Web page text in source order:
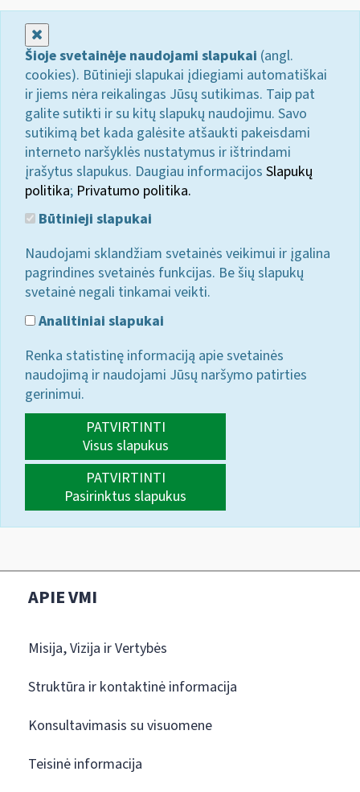
Šioje svetainėje naudojami slapukai (angl.
cookies). Būtinieji slapukai įdiegiami automatiškai
ir jiems nėra reikalingas Jūsų sutikimas. Taip pat
galite sutikti ir su kitų slapukų naudojimu. Savo
sutikimą bet kada galėsite atšaukti pakeisdami
interneto naršyklės nustatymus ir ištrindami
įrašytus slapukus. Daugiau informacijos Slapukų
politika; Privatumo politika.
Būtinieji slapukai
Naudojami sklandžiam svetainės veikimui ir įgalina
pagrindines svetainės funkcijas. Be šių slapukų
svetainė negali tinkamai veikti.
Analitiniai slapukai
Renka statistinę informaciją apie svetainės
naudojimą ir naudojami Jūsų naršymo patirties
gerinimui.
PATVIRTINTI
Visus slapukus
PATVIRTINTI
Pasirinktus slapukus
APIE VMI
Misija, Vizija ir Vertybės
Struktūra ir kontaktinė informacija
Konsultavimasis su visuomene
Teisinė informacija